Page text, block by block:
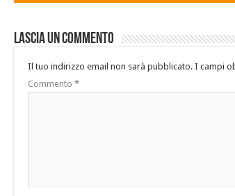
Lascia un commento
Il tuo indirizzo email non sarà pubblicato. I campi
Commento *